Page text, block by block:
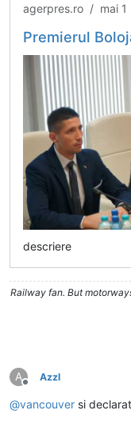
agerpres.ro / mai 1
Premierul Bolojan - la semnarea contractelor
descriere
Railway fan. But
A
Deconectat
Azzl
@vancouver si